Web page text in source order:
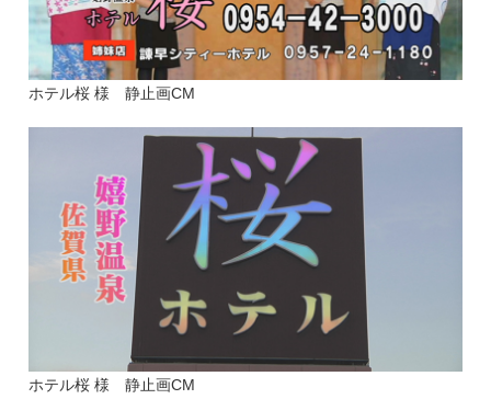
ホテル桜 様 静止画CM
ホテル桜 様 静止画CM